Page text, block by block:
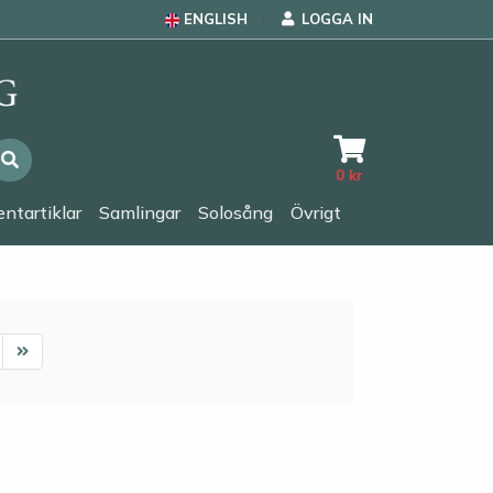
ENGLISH LOGGA IN
0 kr
Samlingar Solosång Övrigt
Last